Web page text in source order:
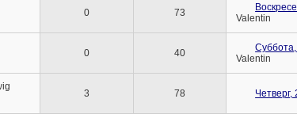
0 73
Valentin
0 40 Суббота,
Valentin
3 78 Четверг,